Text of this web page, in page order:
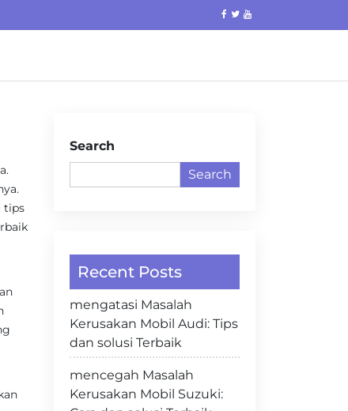
tips
Search
Search
Recent Posts
mengatasi Masalah
Kerusakan Mobil Audi: Tips
dan solusi Terbaik
mencegah Masalah
Kerusakan Mobil Suzuki: